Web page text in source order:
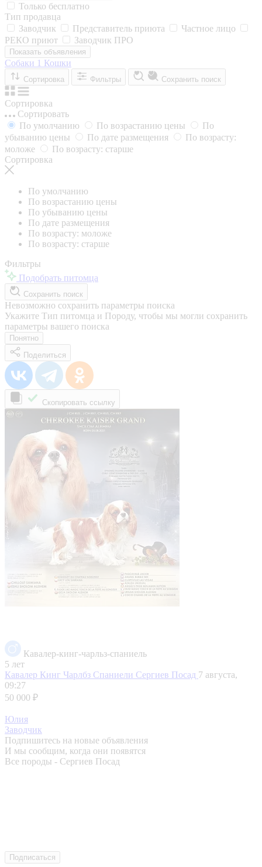
Только бесплатно
Тип продавца
Заводчик
Представитель приюта
Частное лицо
РЕКО приют
Заводчик ПРО
Показать объявления
Собаки 1 Кошки
Сортировка Фильтры Сохранить поиск
Сортировка
Сортировать
По умолчанию
По возрастанию цены
По
убыванию цены
По дате размещения
По возрасту:
моложе
По возрасту: старше
Сортировка
По умолчанию
По возрастанию цены
По убыванию цены
По дате размещения
По возрасту: моложе
По возрасту: старше
Фильтры
Подобрать питомца
Сохранить поиск
Невозможно сохранить параметры поиска
Укажите Тип питомца и Породу, чтобы мы могли сохранить
параметры вашего поиска
Понятно
Поделиться
Скопировать ссылку
Кавалер-кинг-чарльз-спаниель
5 лет
Кавалер Кинг Чарлбз Спаниели Сергиев Посад 7 августа,
09:27
50 000 ₽
Юлия
Заводчик
Подпишитесь на новые объявления
И мы сообщим, когда они появятся
Все породы - Сергиев Посад
Подписаться